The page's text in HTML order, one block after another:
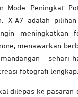
Mode Peningkat
X-A7 adalah
meningkatkan
menawarkan
sehari-
fotografi lengkap.
dilepas ke pasaran